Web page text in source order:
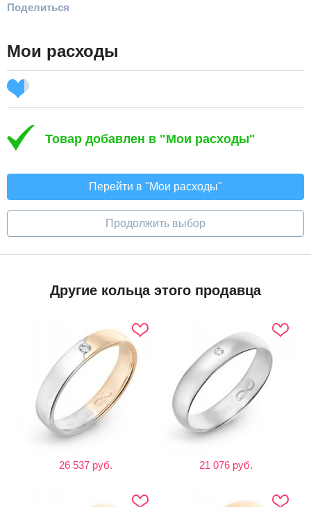
Поделиться
Мои расходы
Товар добавлен в "Мои расходы"
Перейти в "Мои расходы"
Продолжить выбор
Другие кольца этого продавца
26 537 руб. 21 076 руб.